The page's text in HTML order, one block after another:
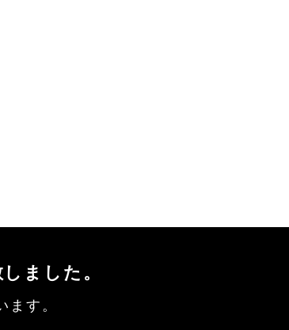
ました。
ます。